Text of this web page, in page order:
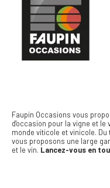
Faupin Occasions vous
d'occasion pour la vigne et le
monde viticole et vinicole.
vous proposons une large
et le vin. Lancez-vous en